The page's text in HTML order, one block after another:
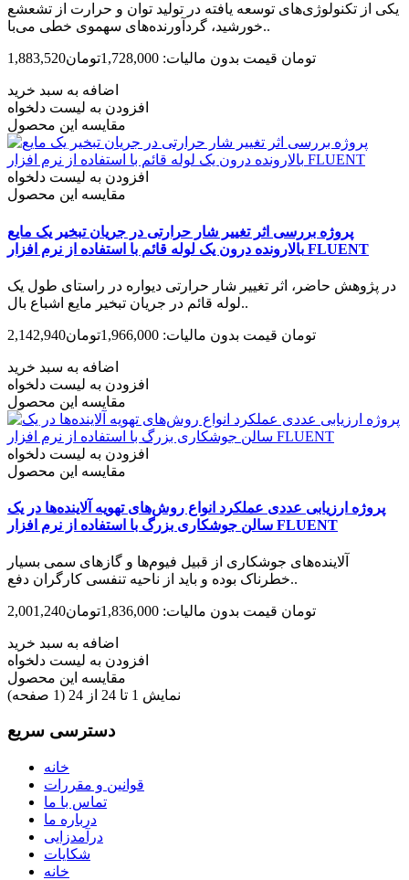
یکی از تکنولوژی‌های توسعه یافته در تولید توان و حرارت از تشعشع
خورشید، گردآورنده‌های سهموی خطی می‌با..
1,883,520تومان قیمت بدون مالیات: 1,728,000تومان
اضافه به سبد خرید
افزودن به لیست دلخواه
مقایسه این محصول
افزودن به لیست دلخواه
مقایسه این محصول
پروژه بررسی اثر تغییر شار حرارتی در جریان تبخیر یک مایع
بالارونده درون یک لوله قائم با استفاده از نرم افزار FLUENT
در پژوهش حاضر، اثر تغییر شار حرارتی دیواره در راستای طول یک
لوله ­قائم در جریان تبخیر مایع اشباع بال..
2,142,940تومان قیمت بدون مالیات: 1,966,000تومان
اضافه به سبد خرید
افزودن به لیست دلخواه
مقایسه این محصول
افزودن به لیست دلخواه
مقایسه این محصول
پروژه ارزیابی عددی عملکرد انواع روش‌های تهویه آلاینده‌ها در یک
سالن‌ جوشکاری بزرگ با استفاده از نرم افزار FLUENT
آلاینده‌های جوشکاری از قبیل فیوم‌ها و گازهای سمی بسیار
خطرناک بوده و باید از ناحیه تنفسی کارگران دفع..
2,001,240تومان قیمت بدون مالیات: 1,836,000تومان
اضافه به سبد خرید
افزودن به لیست دلخواه
مقایسه این محصول
نمایش 1 تا 24 از 24 (1 صفحه)
دسترسی سریع
خانه
قوانین و مقررات
تماس با ما
درباره ما
درآمدزایی
شکایات
خانه